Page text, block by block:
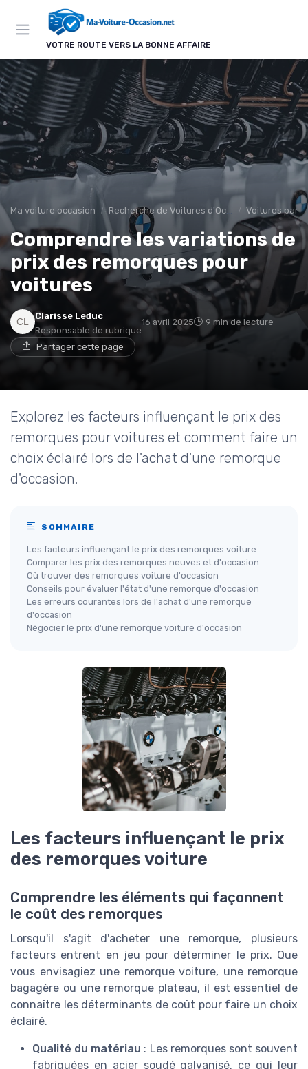
VOTRE ROUTE VERS LA BONNE AFFAIRE
Ma voiture occasion Recherche de Voitures d'Occasion Voitures par
Comprendre les variations de
prix des remorques pour
voitures
Clarisse Leduc
Responsable de rubrique
16 avril 2025 9 min de lecture
Partager cette page
Explorez les facteurs influençant le prix des
remorques pour voitures et comment faire un
choix éclairé lors de l'achat d'une remorque
d'occasion.
SOMMAIRE
Les facteurs influençant le prix des remorques voiture
Comparer les prix des remorques neuves et d'occasion
Où trouver des remorques voiture d'occasion
Conseils pour évaluer l'état d'une remorque d'occasion
Les erreurs courantes lors de l'achat d'une remorque
d'occasion
Négocier le prix d'une remorque voiture d'occasion
Les facteurs influençant le prix
des remorques voiture
Comprendre les éléments qui façonnent
le coût des remorques
Lorsqu'il s'agit d'acheter une remorque, plusieurs
facteurs entrent en jeu pour déterminer le prix. Que
vous envisagiez une remorque voiture, une remorque
bagagère ou une remorque plateau, il est essentiel de
connaître les déterminants de coût pour faire un choix
éclairé.
Qualité du matériau : Les remorques sont souvent
fabriquées en acier soudé galvanisé, ce qui leur
Panneau de gestion des cookies